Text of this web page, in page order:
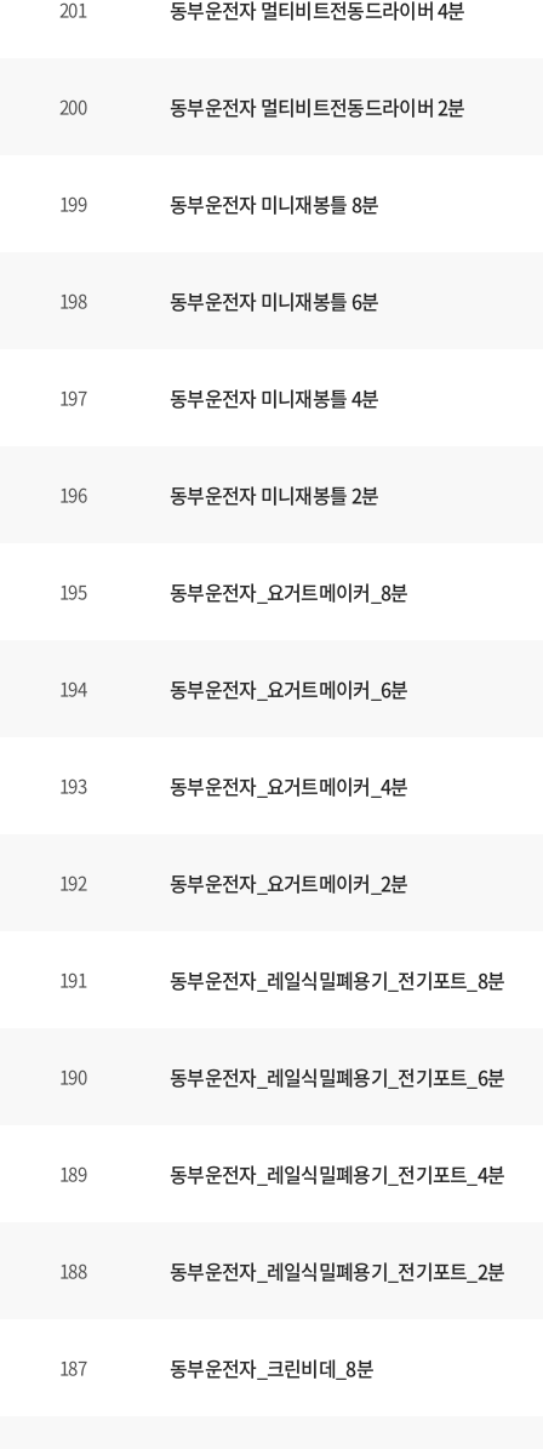
201 동부운전자 멀티비트전동드라이버 4분
200 동부운전자 멀티비트전동드라이버 2분
199 동부운전자 미니재봉틀 8분
198 동부운전자 미니재봉틀 6분
197 동부운전자 미니재봉틀 4분
196 동부운전자 미니재봉틀 2분
195 동부운전자_요거트메이커_8분
194 동부운전자_요거트메이커_6분
193 동부운전자_요거트메이커_4분
192 동부운전자_요거트메이커_2분
191 동부운전자_레일식밀폐용기_전기포트_8분
190 동부운전자_레일식밀폐용기_전기포트_6분
189 동부운전자_레일식밀폐용기_전기포트_4분
188 동부운전자_레일식밀폐용기_전기포트_2분
187 동부운전자_크린비데_8분